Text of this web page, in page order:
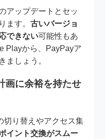
アップデートとセッ
ます。古いバージョ
できない可能性もあ
Playから、PayPayア
ましょう。
画に余裕を持たせ
切り替えやアクセス集
イント交換がスムー